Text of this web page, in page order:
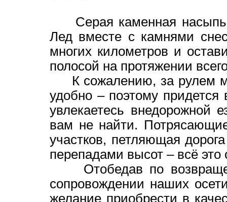
Серая каменная насыпь
Лед вместе с камнями
многих километров и
полосой на протяжении
К сожалению, за рулем
удобно – поэтому
увлекаетесь внедорожной
вам не найти.
участков, петляющая
перепадами высот – всё это
Отобедав по
сопровождении наших
желание приобрести в